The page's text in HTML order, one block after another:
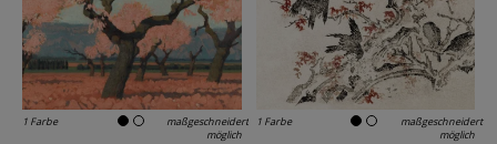
1 Farbe
maßgeschneidert
möglich
1 Farbe
maßgeschneidert
möglich